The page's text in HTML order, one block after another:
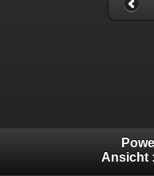
Ansicht :